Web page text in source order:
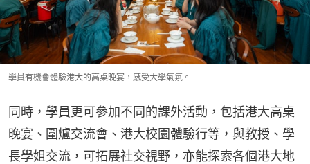
學員有機會體驗港大的高桌晚宴，感受大學氣氛。
同時，學員更可參加不同的課外活動，包括港大高桌
晚宴、圍爐交流會、港大校園體驗行等，與教授、學
長學姐交流，可拓展社交視野，亦能探索各個港大地